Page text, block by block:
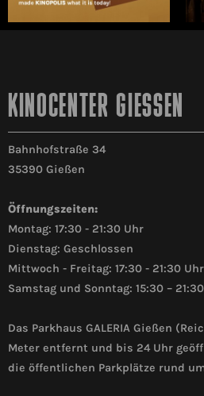
KINOCENTER GIESSEN
Bahnhofstraße 34
35390 Gießen
Öffnungszeiten:
Montag: 17:30 - 21:30 Uhr
Dienstag: Geschlossen
Mittwoch - Freitag: 17:30 - 21:30 Uhr
Samstag und Sonntag: 15:30 –
Das Parkhaus GALERIA Gießen
Meter entfernt und bis 24 Uhr
die öffentlichen Parkplätze rund